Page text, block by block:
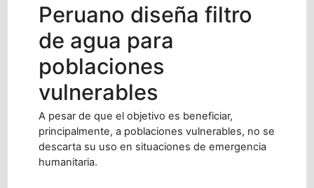
Peruano diseña filtro
de agua para
poblaciones
vulnerables
A pesar de que el objetivo es beneficiar,
principalmente, a poblaciones vulnerables, no se
descarta su uso en situaciones de emergencia
humanitaria.